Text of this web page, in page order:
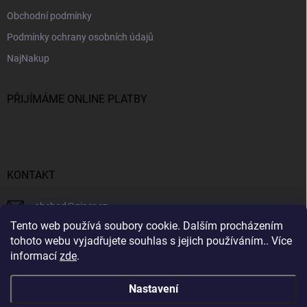
Tento web používá soubory cookie. Dalším procházením
tohoto webu vyjadřujete souhlas s jejich používáním.. Více
informací zde.
Nastavení
Obchodní podmínky
Podmínky ochrany osobních údajů
NajNakup
PŘIJÍMÁME ONLINE PLATBY
KONTAKT
obchod@ziner.cz
728 355 665